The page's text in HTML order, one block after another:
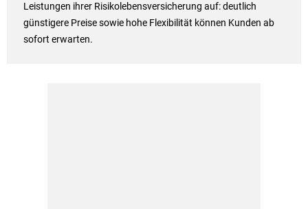
Leistungen ihrer Risikolebensversicherung auf: deutlich
günstigere Preise sowie hohe Flexibilität können Kunden ab
sofort erwarten.